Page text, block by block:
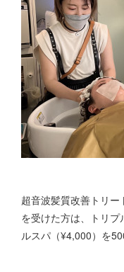
超音波髪質改善トリー
を受けた方は、トリ
ルスパ（¥4,000）を